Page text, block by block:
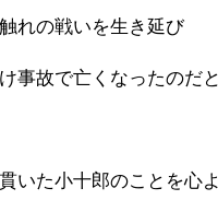
れの戦いを生き延び
事故で亡くなったのだと
いた小十郎のことを心